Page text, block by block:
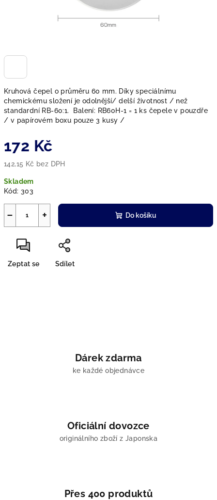
Kruhová čepel o průměru 60 mm. Díky speciálnímu
chemickému složení je odolnější/ delší životnost / než
standardní RB-60:1. Balení: RB60H-1 = 1 ks čepele v pouzdře
/ v papírovém boxu pouze 3 kusy /
172 Kč
142,15 Kč bez DPH
cena:
Skladem
Kód: 303
+
− Do košíku
Zeptat se Sdílet
Dárek zdarma
ke každé objednávce
Oficiální dovozce
originálního zboží z Japonska
Přes 400 produktů